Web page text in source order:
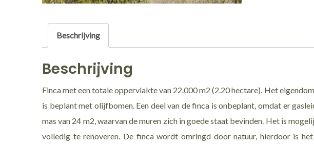
Beschrijving
Beschrijving
Finca met een totale oppervlakte van 22.000 m2 (2.20 hectare). Het
is beplant met olijfbomen. Een deel van de finca is onbeplant, omdat er
mas van 24 m2, waarvan de muren zich in goede staat bevinden. Het is
volledig te renoveren. De finca wordt omringd door natuur, hierdoor is